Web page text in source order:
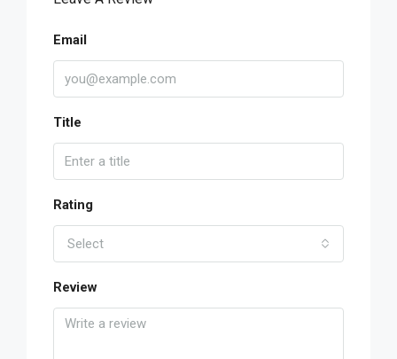
Email
Title
Rating
Select
Review